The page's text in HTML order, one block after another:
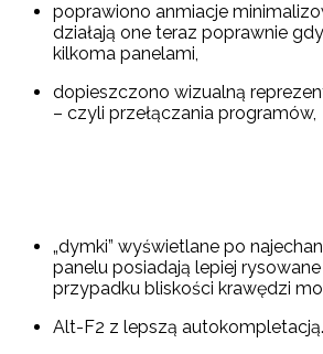
poprawiono anmiacje
działają one teraz poprawnie
kilkoma panelami,
dopieszczono wizualną
– czyli przełączania programów,
„dymki” wyświetlane po
panelu posiadają lepiej rysowane
przypadku bliskości krawędzi
Alt-F2 z lepszą autokompletacją.